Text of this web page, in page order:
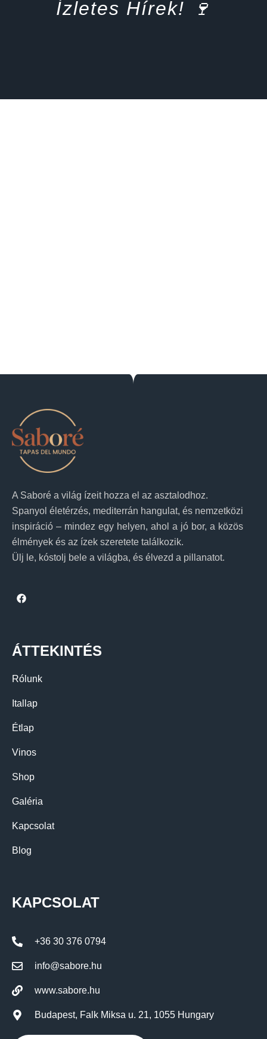
Ízletes Hírek! 🍷
A Saboré a világ ízeit hozza el az asztalodhoz.
Spanyol életérzés, mediterrán hangulat, és nemzetközi
inspiráció – mindez egy helyen, ahol a jó bor, a közös
élmények és az ízek szeretete találkozik.
Ülj le, kóstolj bele a világba, és élvezd a pillanatot.
ÁTTEKINTÉS
Rólunk
Itallap
Étlap
Vinos
Shop
Galéria
Kapcsolat
Blog
KAPCSOLAT
+36 30 376 0794
info@sabore.hu
www.sabore.hu
Budapest, Falk Miksa u. 21, 1055 Hungary